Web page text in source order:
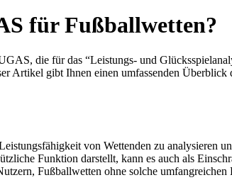
für Fußballwetten?
die für das “Leistungs- und
Artikel gibt Ihnen einen umfassenden
von Wettenden zu analysieren
Funktion darstellt, kann es auch als
Fußballwetten ohne solche